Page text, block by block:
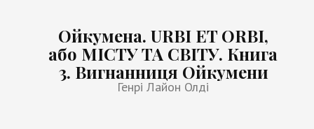
Ойкумена. URBI ET ORBI,
або МІСТУ ТА СВІТУ. Книга
3. Вигнанниця Ойкумени
Генрі Лайон Олді